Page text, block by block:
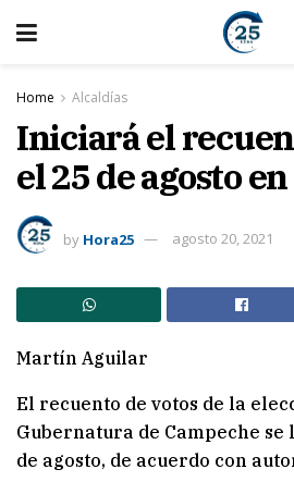
Home Alcaldías
Iniciará el
el 25 de agosto
by Hora25 agosto 20, 2021
Martín Aguilar
El recuento de votos de la
Gubernatura de Campeche se
de agosto, de acuerdo con